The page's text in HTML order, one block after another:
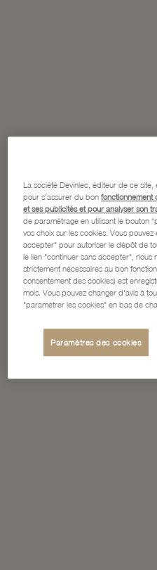
La société Devinlec, éditeur de ce site,
pour s'assurer du bonfonctionnement
et ses publicités et pour analyser son
de paramétrage en utilisant le bouton
vos choix sur les cookies. Vous
accepter" pour autoriser le dépôt de
le lien "continuer sans accepter",
strictement nécessaires au bon
consentement des cookies) est
mois. Vous pouvez changer d'avis à
"paramétrer les cookies" en bas de
Paramètres des cookies